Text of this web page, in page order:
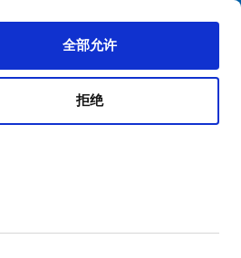
全部允许
拒绝
联系我们